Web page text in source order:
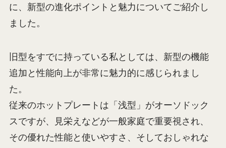
に、新型の進化ポイントと魅力についてご紹介し
ました。
旧型をすでに持っている私としては、新型の機能
追加と性能向上が非常に魅力的に感じられまし
た。
従来のホットプレートは「浅型」がオーソドック
スですが、見栄えなどが一般家庭で重要視され、
その優れた性能と使いやすさ、そしておしゃれな